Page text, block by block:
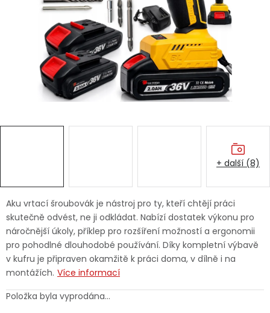
Autodoplňky
Vánoce
Ochranné pomůcky
Značky
Jaký je aktuální stav mé objednávky?
Velkoobchodní spolupráce (B2B)
Aku vrtací šroubovák je nástroj pro ty, kteří chtějí práci
skutečně odvést, ne ji odkládat. Nabízí dostatek výkonu pro
náročnější úkoly, příklep pro rozšíření možností a ergonomii
pro pohodlné dlouhodobé používání. Díky kompletní výbavě
v kufru je připraven okamžitě k práci doma, v dílně i na
montážích. Více informací
Položka byla vyprodána…
+ další (8)